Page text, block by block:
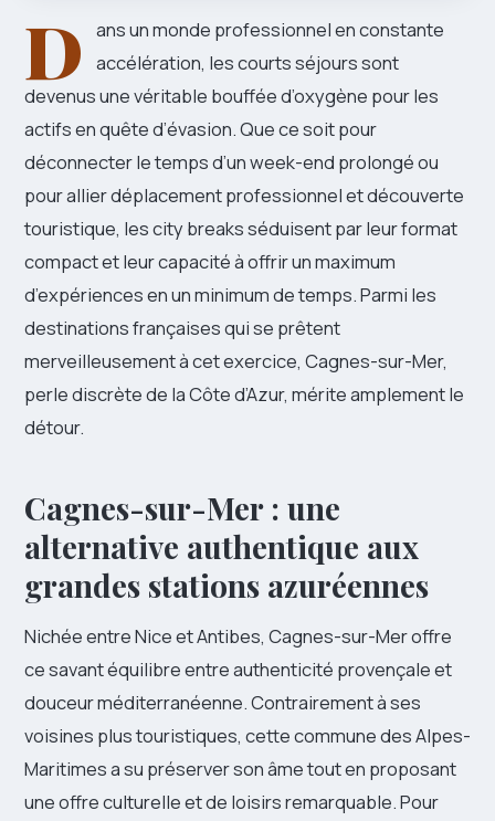
D
ans un monde professionnel en constante
accélération, les courts séjours sont
devenus une véritable bouffée d’oxygène pour les
actifs en quête d’évasion. Que ce soit pour
déconnecter le temps d’un week-end prolongé ou
pour allier déplacement professionnel et découverte
touristique, les city breaks séduisent par leur format
compact et leur capacité à offrir un maximum
d’expériences en un minimum de temps. Parmi les
destinations françaises qui se prêtent
merveilleusement à cet exercice, Cagnes-sur-Mer,
perle discrète de la Côte d’Azur, mérite amplement le
détour.
Cagnes-sur-Mer : une
alternative authentique aux
grandes stations azuréennes
Nichée entre Nice et Antibes, Cagnes-sur-Mer offre
ce savant équilibre entre authenticité provençale et
douceur méditerranéenne. Contrairement à ses
voisines plus touristiques, cette commune des Alpes-
Maritimes a su préserver son âme tout en proposant
une offre culturelle et de loisirs remarquable. Pour